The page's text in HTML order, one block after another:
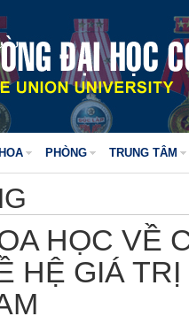
PHÒNG TRUNG TÂM
HỌC VỀ
HỆ GIÁ